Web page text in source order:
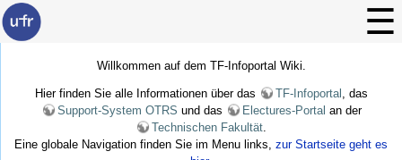
Willkommen auf dem TF-Infoportal Wiki.
Hier finden Sie alle Informationen über das TF-Infoportal , das
Support-System OTRS und das Electures-Portal an der
Technischen Fakultät
Eine globale Navigation finden Sie im Menu links, zur Startseite geht es